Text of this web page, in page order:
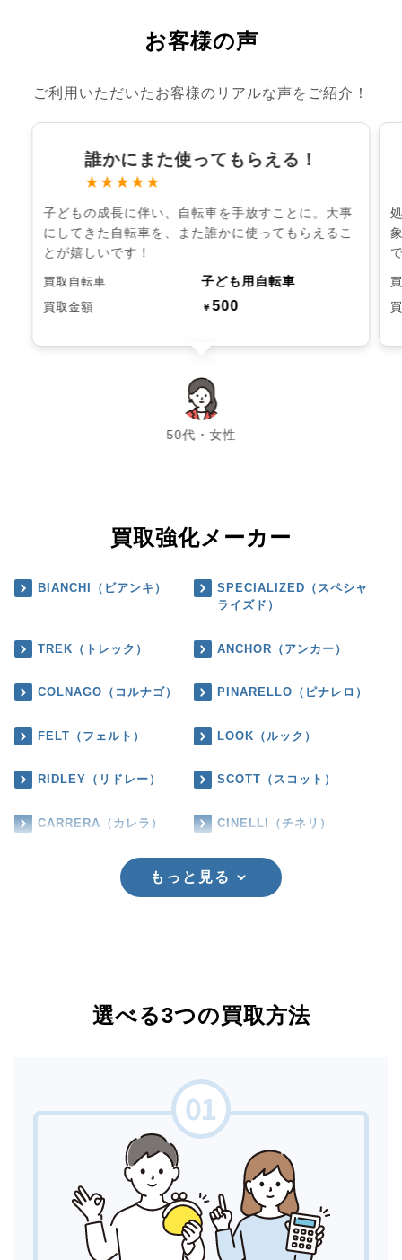
お客様の声
ご利用いただいたお客様のリアルな声をご紹介！
誰かにまた使ってもらえる！
★★★★★
子どもの成長に伴い、自転車を手放すことに。大事
にしてきた自転車を、また誰かに使ってもらえるこ
とが嬉しいです！
買取自転車 子ども用自転車
買取金額 ￥500
50代・女性
chevron_left chevron_right
買取強化メーカー
BIANCHI（ビアンキ）
SPECIALIZED（スペシャ
ライズド）
TREK（トレック） ANCHOR（アンカー）
COLNAGO（コルナゴ） PINARELLO（ピナレロ）
FELT（フェルト） LOOK（ルック）
RIDLEY（リドレー） SCOTT（スコット）
CARRERA（カレラ） CINELLI（チネリ）
もっと見る
選べる3つの買取方法